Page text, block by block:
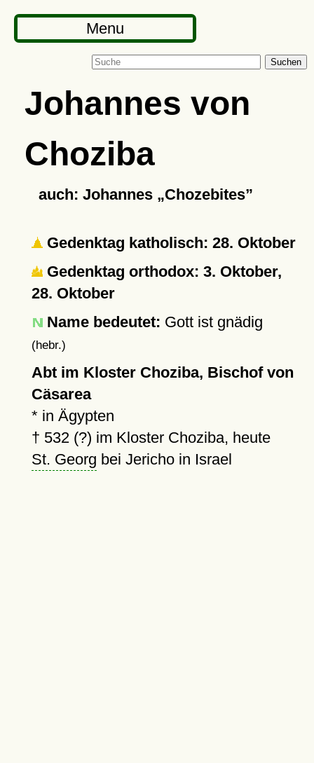
Menu
Suchen
Johannes von
Choziba
auch: Johannes Chozebites
Gedenktag katholisch: 28. Oktober
Gedenktag orthodox: 3. Oktober,
28. Oktober
Name bedeutet: Gott ist gnädig
(hebr.)
Abt im Kloster Choziba, Bischof von
Cäsarea
* in Ägypten
† 532 (?) im Kloster Choziba, heute
St. Georg bei Jericho in Israel